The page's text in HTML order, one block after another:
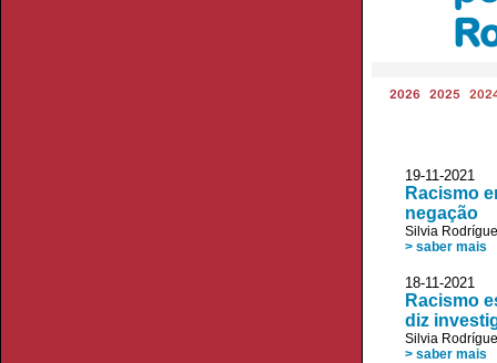
2026 2025
19-11-2021
Racismo
negação
Silvia
> saber mais
18-11-2021
Racismo
diz
Silvia
> saber mais